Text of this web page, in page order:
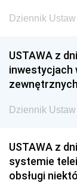
Dziennik
USTAWA z
inwestycjach
zewnętrznych
Dziennik
USTAWA z
systemie
obsługi